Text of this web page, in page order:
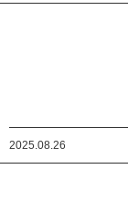
2025.08.26